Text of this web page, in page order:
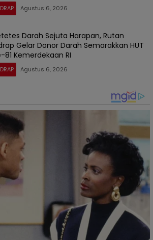
Agustus 6, 2026
Darah Sejuta Harapan, Rutan
Gelar Donor Darah Semarakkan HUT
81 Kemerdekaan RI
Agustus 6, 2026